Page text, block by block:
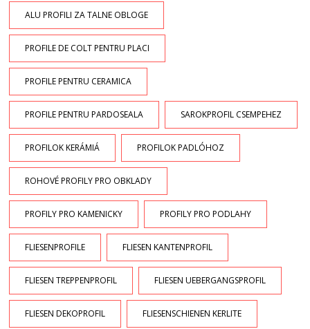
ALU PROFILI ZA TALNE OBLOGE
PROFILE DE COLT PENTRU PLACI
PROFILE PENTRU CERAMICA
PROFILE PENTRU PARDOSEALA SAROKPROFIL CSEMPEHEZ
PROFILOK KERÁMIÁ PROFILOK PADLÓHOZ
ROHOVÉ PROFILY PRO OBKLADY
PROFILY PRO KAMENICKY PROFILY PRO PODLAHY
FLIESENPROFILE FLIESEN KANTENPROFIL
FLIESEN TREPPENPROFIL FLIESEN UEBERGANGSPROFIL
FLIESEN DEKOPROFIL FLIESENSCHIENEN KERLITE